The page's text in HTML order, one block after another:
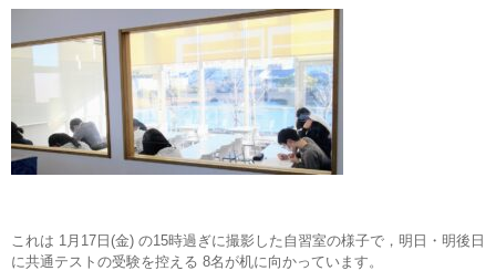
これは 1月17日(金) の15時過ぎに撮影した自習室の様子で，明日・明後日
に共通テストの受験を控える 8名が机に向かっています。